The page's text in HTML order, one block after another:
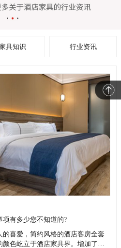
具知识 行业资讯
有多少您不知道的?
喜爱，简约风格的酒店客房全套
色屹立于酒店家具界。增加了很